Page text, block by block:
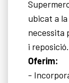
ubicat a
necessita
i reposició.
Oferim:
-